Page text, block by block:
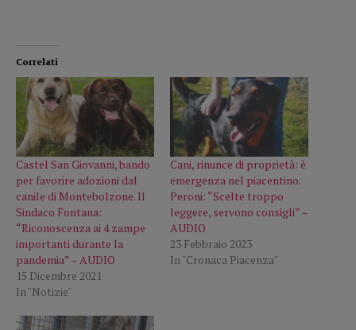
Correlati
Castel San Giovanni, bando
per favorire adozioni dal
canile di Montebolzone. Il
Sindaco Fontana:
“Riconoscenza ai 4 zampe
importanti durante la
pandemia” – AUDIO
15 Dicembre 2021
In "Notizie"
Cani, rinunce di proprietà: è
emergenza nel piacentino.
Peroni: “Scelte troppo
leggere, servono consigli” –
AUDIO
23 Febbraio 2023
In "Cronaca Piacenza"